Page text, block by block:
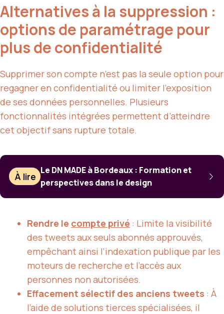
Alternatives à la suppression :
options de paramétrage pour
plus de confidentialité
Supprimer son compte n’est pas la seule option pour
regagner en confidentialité ou limiter l’exposition
de ses données personnelles. Plusieurs
fonctionnalités intégrées permettent d’atteindre
cet objectif sans rupture totale.
À lire
Le DN MADE à Bordeaux : Formation et
perspectives dans le design
Rendre le compte privé : Limite la visibilité
des tweets aux seuls abonnés approuvés,
empêchant ainsi l’indexation publique par les
moteurs de recherche et l’accès aux
personnes non autorisées.
Effacement sélectif des anciens tweets : À
l’aide de solutions tierces spécialisées, il